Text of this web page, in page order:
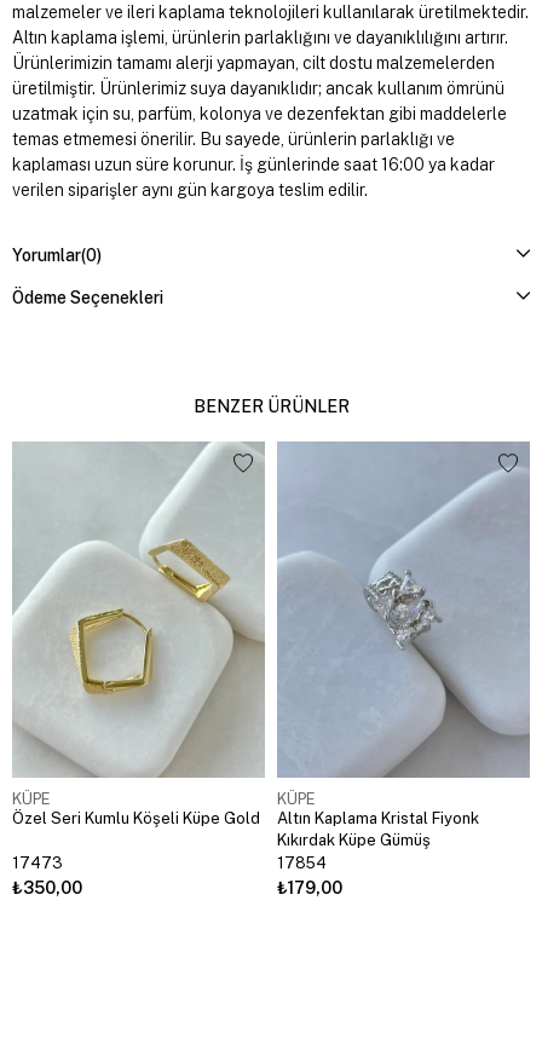
malzemeler ve ileri kaplama teknolojileri kullanılarak üretilmektedir.
Altın kaplama işlemi, ürünlerin parlaklığını ve dayanıklılığını artırır.
Ürünlerimizin tamamı alerji yapmayan, cilt dostu malzemelerden
üretilmiştir. Ürünlerimiz suya dayanıklıdır; ancak kullanım ömrünü
uzatmak için su, parfüm, kolonya ve dezenfektan gibi maddelerle
temas etmemesi önerilir. Bu sayede, ürünlerin parlaklığı ve
kaplaması uzun süre korunur. İş günlerinde saat 16:00 ya kadar
verilen siparişler aynı gün kargoya teslim edilir.
Yorumlar(0)
Ödeme Seçenekleri
BENZER ÜRÜNLER
KÜPE
Özel Seri Kumlu Köşeli Küpe Gold
17473
₺350,00
KÜPE
Altın Kaplama Kristal Fiyonk
Kıkırdak Küpe Gümüş
17854
₺179,00